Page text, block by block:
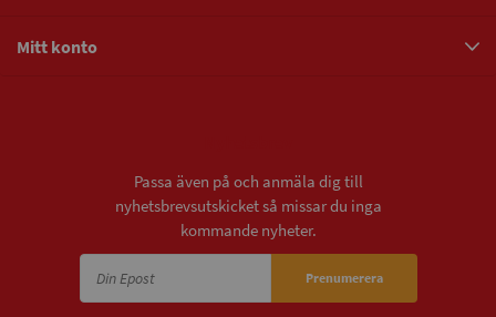
Mitt konto
Passa även på och anmäla dig till
nyhetsbrevsutskicket så missar du inga
kommande nyheter.
Prenumerera